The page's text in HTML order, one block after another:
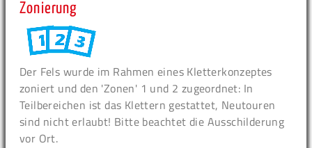
Zonierung
Der Fels wurde im Rahmen eines Kletterkonzeptes
zoniert und den 'Zonen' 1 und 2 zugeordnet: In
Teilbereichen ist das Klettern gestattet, Neutouren
sind nicht erlaubt! Bitte beachtet die Ausschilderung
vor Ort.